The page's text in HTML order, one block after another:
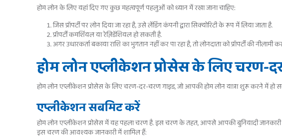
होम लोन के लिए यहां दिए गए कुछ महत्वपूर्ण पहलुओं को ध्यान में रखा जाना चाहिए:
जिस प्रॉपर्टी पर लोन दिया जा रहा है, उसे लेंडिंग कंपनी द्वारा सिक्योरिटी के रूप में लिया जाता है.
प्रॉपर्टी कमर्शियल या रेज़िडेंशियल हो सकती है.
अगर उधारकर्ता बकाया राशि का भुगतान नहीं कर पा रहा है, तो लोनदाता को प्रॉपर्टी की
होम लोन एप्लीकेशन प्रोसेस के लिए चरण-
होम लोन एप्लीकेशन प्रोसेस के लिए चरण-दर-चरण गाइड, जो आपकी होम लोन यात्रा शुरू करने में हो
एप्लीकेशन सबमिट करें
होम लोन एप्लीकेशन प्रोसेस में यह पहला चरण है. इस चरण के तहत, आपसे आपकी बुनियादी
इस चरण की आवश्यक जानकारी में शामिल हैं: